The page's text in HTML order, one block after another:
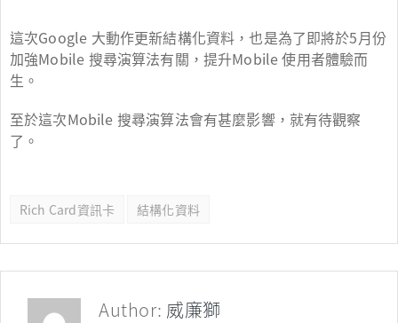
這次Google 大動作更新結構化資料，也是為了即將於5月份
加強Mobile 搜尋演算法有關，提升Mobile 使用者體驗而
生。
至於這次Mobile 搜尋演算法會有甚麼影響，就有待觀察
了。
Rich Card資訊卡 結構化資料
Author: 威廉獅